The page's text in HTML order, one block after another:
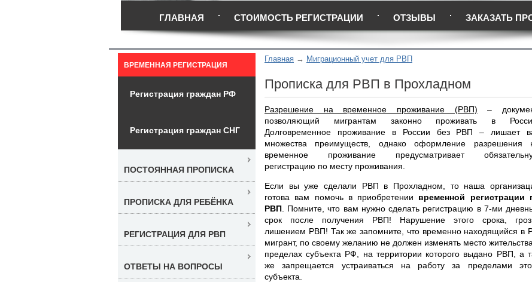
ГЛАВНАЯ СТОИМОСТЬ РЕГИСТРАЦИИ ОТЗЫВЫ ЗАКАЗАТЬ
Главная Миграционный учет для РВП
Прописка для РВП в Прохладном
Разрешение на временное проживание (РВП) –
позволяющий мигрантам законно проживать в
Долговременное проживание в России без РВП – лишает
множества преимуществ, однако оформление разрешения
временное проживание предусматривает
регистрацию по месту проживания.
Если вы уже сделали РВП в Прохладном, то наша
готова вам помочь в приобретении временной регистрации
РВП . Помните, что вам нужно сделать регистрацию в 7-ми
срок после получения РВП! Нарушение этого срока,
лишением РВП! Так же запомните, что временно находящийся в
мигрант, по своему желанию не должен изменять место
пределах субъекта РФ, на территории которого выдано РВП, а
же запрещается устраиваться на работу за пределами
субъекта.
ВРЕМЕННАЯ РЕГИСТРАЦИЯ
Регистрация граждан РФ
Регистрация граждан СНГ
ПОСТОЯННАЯ ПРОПИСКА
ПРОПИСКА ДЛЯ РЕБЁНКА
РЕГИСТРАЦИЯ ДЛЯ РВП
ОТВЕТЫ НА ВОПРОСЫ